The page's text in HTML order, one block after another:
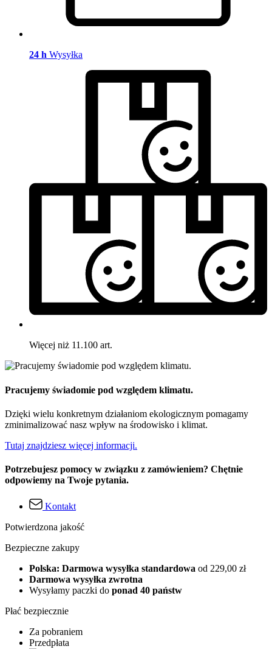
24 h Wysyłka
Więcej niż 11.100 art.
Pracujemy świadomie pod względem klimatu.
Dzięki wielu konkretnym działaniom ekologicznym pomagamy
zminimalizować nasz wpływ na środowisko i klimat.
Tutaj znajdziesz więcej informacji.
Potrzebujesz pomocy w związku z zamówieniem? Chętnie
odpowiemy na Twoje pytania.
Kontakt
Potwierdzona jakość
Bezpieczne zakupy
Polska: Darmowa wysyłka standardowa od 229,00 zł
Darmowa wysyłka zwrotna
Wysyłamy paczki do ponad 40 państw
Płać bezpiecznie
Za pobraniem
Przedpłata